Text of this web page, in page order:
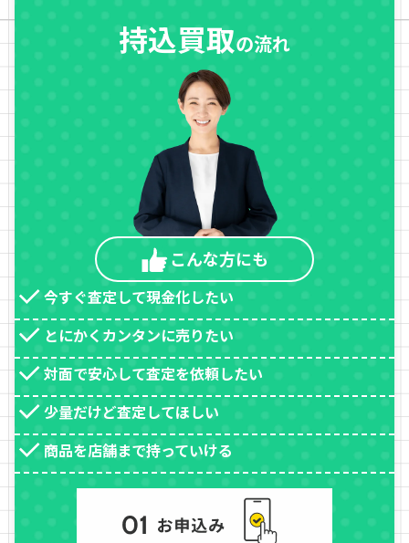
持込買取の流れ
こんな方にも
今すぐ査定して現金化したい
とにかくカンタンに売りたい
対面で安心して査定を依頼したい
少量だけど査定してほしい
商品を店舗まで持っていける